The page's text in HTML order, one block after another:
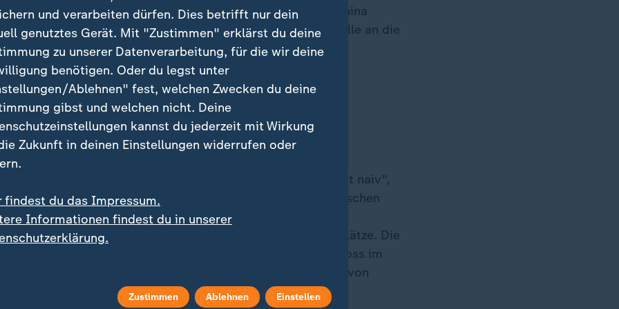
drittgrößten Volkswirtschaft der Welt. Deutschland und China
ähnliche Interessen, aber das funktioniere nur, wenn sich alle an die
sie und betonte:
Fair Play statt Foulspiel.
sich nicht von China entkoppeln, "aber wir sind auch nicht naiv",
also jetzt hochsubventionierte E-Autos auf den europäischen
dann müssen wir darauf reagieren." Es gehe um fairen
auch um den Schutz europäischer und deutscher Arbeitsplätze. Die
durch Subventionen vor und beschloss im
auf chinesische E-Autos
. China prüft Gegenmaßnahmen, von
Autobauer betroffen sein könnten.
und verarbeiten dürfen. Dies betrifft nur dein
genutztes Gerät. Mit "Zustimmen" erklärst du deine
zu unserer Datenverarbeitung, für die wir deine
benötigen. Oder du legst unter
Ablehnen" fest, welchen Zwecken du deine
gibst und welchen nicht. Deine
kannst du jederzeit mit Wirkung
Zukunft in deinen Einstellungen widerrufen oder
findest du das Impressum.
Informationen findest du in unserer
Zustimmen Ablehnen Einstellen